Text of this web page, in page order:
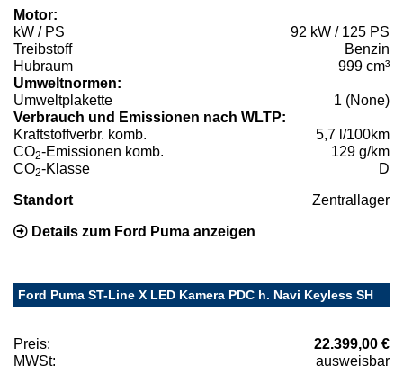
Motor:
kW / PS
92 kW / 125 PS
Treibstoff
Benzin
Hubraum
999 cm³
Umweltnormen:
Umweltplakette
1 (None)
Verbrauch und Emissionen nach WLTP:
Kraftstoffverbr. komb.
5,7 l/100km
CO2-Emissionen komb.
129 g/km
CO2-Klasse D
Standort Zentrallager
Details zum Ford Puma anzeigen
Ford Puma ST-Line X LED Kamera PDC h. Navi Keyless SH
Preis:
22.399,00 €
MWSt:
ausweisbar